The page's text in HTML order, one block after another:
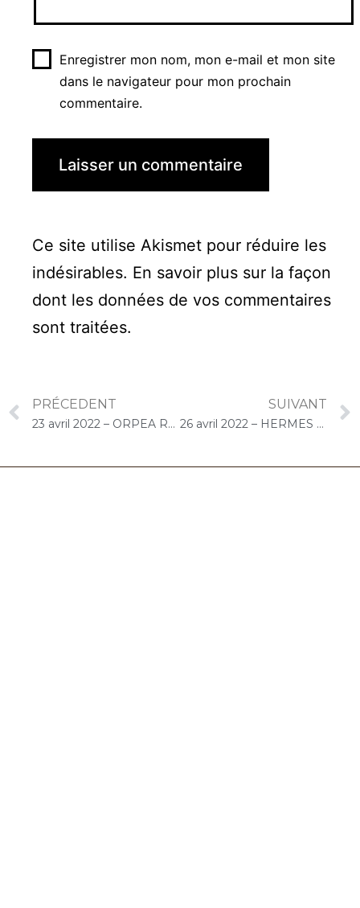
Enregistrer mon nom, mon e-mail et mon site
dans le navigateur pour mon prochain
commentaire.
Ce site utilise Akismet pour réduire les
indésirables. En savoir plus sur la façon
dont les données de vos commentaires
sont traitées.
PRÉCEDENT
23 avril 2022 – ORPEA Résidence du Vexin (Saint-Clair-sur-Epte) : Concert « Choco-Cello Solo »
SUIVANT
26 avril 2022 – HERMES SANTE Hippocrate (Châtenay-Malabry) : Concert « Cello Solo »